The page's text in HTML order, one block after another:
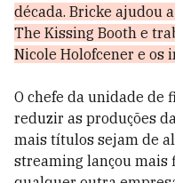
década. Bricke ajudou
The Kissing Booth e
Nicole Holofcener e os
O chefe da unidade de
reduzir as produções
mais títulos sejam de
streaming lançou mais